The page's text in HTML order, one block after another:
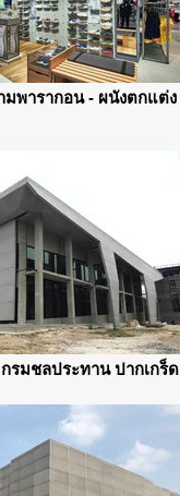
มพารากอน - ผนังตกแต่ง
รมชลประทาน ปากเกร็ด